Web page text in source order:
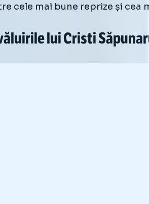
cele mai bune reprize și cea
lui Cristi